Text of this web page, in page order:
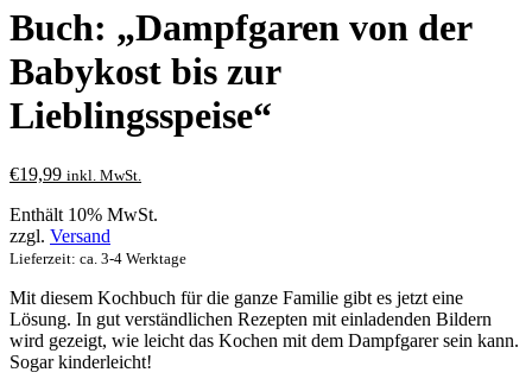
Buch: „Dampfgaren von der
Babykost bis zur
Lieblingsspeise“
€19,99 inkl. MwSt.
Enthält 10% MwSt.
zzgl. Versand
Lieferzeit: ca. 3-4 Werktage
Mit diesem Kochbuch für die ganze Familie gibt es jetzt eine
Lösung. In gut verständlichen Rezepten mit einladenden Bildern
wird gezeigt, wie leicht das Kochen mit dem Dampfgarer sein kann.
Sogar kinderleicht!